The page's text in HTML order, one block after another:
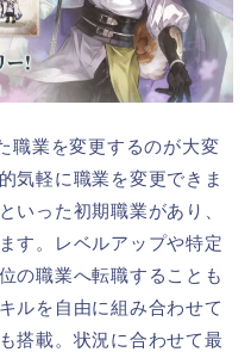
職業を変更するのが大変
気軽に職業を変更できま
いった初期職業があり、
す。レベルアップや特定
の職業へ転職することも
ルを自由に組み合わせて
搭載。状況に合わせて最